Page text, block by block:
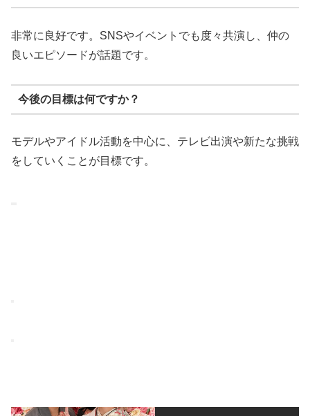
非常に良好です。SNSやイベントでも度々共演し、仲の
良いエピソードが話題です。
今後の目標は何ですか？
モデルやアイドル活動を中心に、テレビ出演や新たな挑戦
をしていくことが目標です。